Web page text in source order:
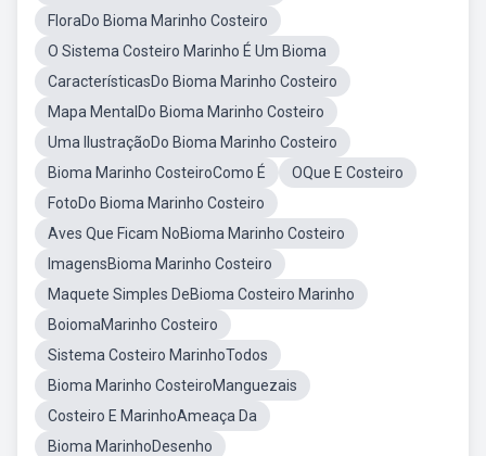
FloraDo Bioma Marinho Costeiro
O Sistema Costeiro Marinho É Um Bioma
CaracterísticasDo Bioma Marinho Costeiro
Mapa MentalDo Bioma Marinho Costeiro
Uma IlustraçãoDo Bioma Marinho Costeiro
Bioma Marinho CosteiroComo É
OQue E Costeiro
FotoDo Bioma Marinho Costeiro
Aves Que Ficam NoBioma Marinho Costeiro
ImagensBioma Marinho Costeiro
Maquete Simples DeBioma Costeiro Marinho
BoiomaMarinho Costeiro
Sistema Costeiro MarinhoTodos
Bioma Marinho CosteiroManguezais
Costeiro E MarinhoAmeaça Da
Bioma MarinhoDesenho